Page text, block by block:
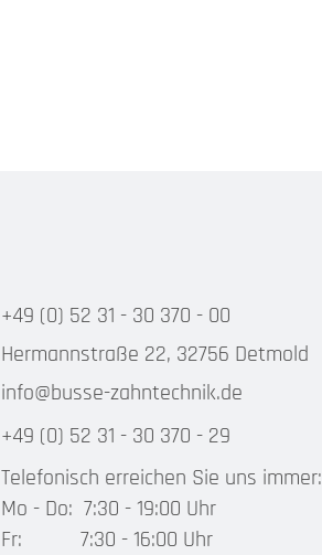
+49 (0) 52 31 - 30 370 - 00
Hermannstraße 22, 32756 Detmold
info@busse-zahntechnik.de
+49 (0) 52 31 - 30 370 - 29
Telefonisch erreichen Sie uns immer:
Mo - Do: 7:30 - 19:00 Uhr
Fr:
7:30 - 16:00 Uhr